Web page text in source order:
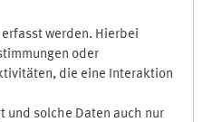
werden. Hierbei
oder
die eine Interaktion
und solche Daten auch nur